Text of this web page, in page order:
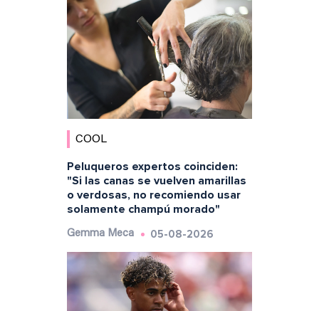
COOL
Peluqueros expertos coinciden:
"Si las canas se vuelven amarillas
o verdosas, no recomiendo usar
solamente champú morado"
Gemma Meca 05-08-2026